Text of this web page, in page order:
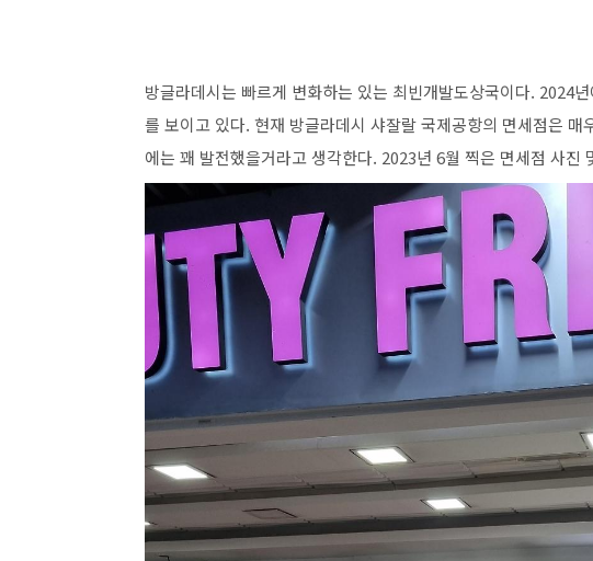
방글라데시는 빠르게 변화하는 있는 최빈개발도상국이다. 2024
를 보이고 있다. 현재 방글라데시 샤잘랄 국제공항의 면세점은
에는 꽤 발전했을거라고 생각한다. 2023년 6월 찍은 면세점 사진